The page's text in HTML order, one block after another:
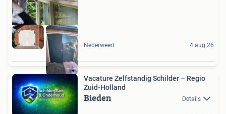
Nederweert 4 aug 26
Vacature Zelfstandig Schilder – Regio
Zuid-Holland
Bieden Details